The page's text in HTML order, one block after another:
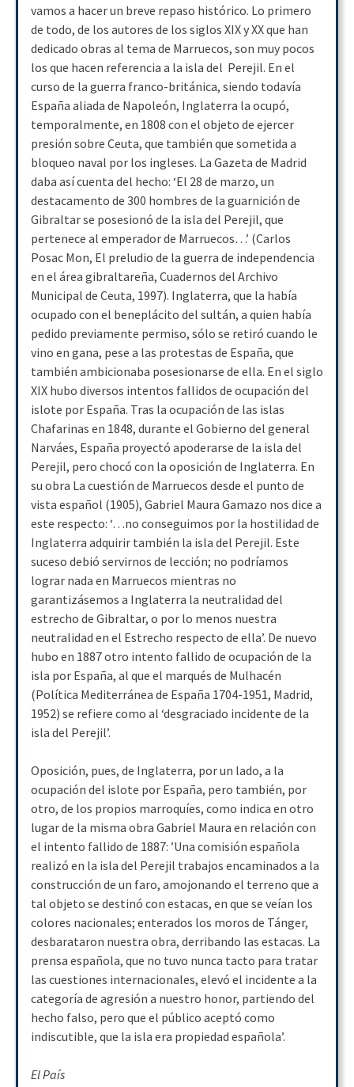
vamos a hacer un breve repaso histórico. Lo primero
de todo, de los autores de los siglos XIX y XX que han
dedicado obras al tema de Marruecos, son muy pocos
los que hacen referencia a la isla del Perejil. En el
curso de la guerra franco-británica, siendo todavía
España aliada de Napoleón, Inglaterra la ocupó,
temporalmente, en 1808 con el objeto de ejercer
presión sobre Ceuta, que también que sometida a
bloqueo naval por los ingleses. La Gazeta de Madrid
daba así cuenta del hecho: ‘El 28 de marzo, un
destacamento de 300 hombres de la guarnición de
Gibraltar se posesionó de la isla del Perejil, que
pertenece al emperador de Marruecos…’ (Carlos
Posac Mon, El preludio de la guerra de independencia
en el área gibraltareña, Cuadernos del Archivo
Municipal de Ceuta, 1997). Inglaterra, que la había
ocupado con el beneplácito del sultán, a quien había
pedido previamente permiso, sólo se retiró cuando le
vino en gana, pese a las protestas de España, que
también ambicionaba posesionarse de ella. En el siglo
XIX hubo diversos intentos fallidos de ocupación del
islote por España. Tras la ocupación de las islas
Chafarinas en 1848, durante el Gobierno del general
Narváes, España proyectó apoderarse de la isla del
Perejil, pero chocó con la oposición de Inglaterra. En
su obra La cuestión de Marruecos desde el punto de
vista español (1905), Gabriel Maura Gamazo nos dice a
este respecto: ‘…no conseguimos por la hostilidad de
Inglaterra adquirir también la isla del Perejil. Este
suceso debió servirnos de lección; no podríamos
lograr nada en Marruecos mientras no
garantizásemos a Inglaterra la neutralidad del
estrecho de Gibraltar, o por lo menos nuestra
neutralidad en el Estrecho respecto de ella’. De nuevo
hubo en 1887 otro intento fallido de ocupación de la
isla por España, al que el marqués de Mulhacén
(Política Mediterránea de España 1704-1951, Madrid,
1952) se refiere como al ‘desgraciado incidente de la
isla del Perejil’.
Oposición, pues, de Inglaterra, por un lado, a la
ocupación del islote por España, pero también, por
otro, de los propios marroquíes, como indica en otro
lugar de la misma obra Gabriel Maura en relación con
el intento fallido de 1887: ’Una comisión española
realizó en la isla del Perejil trabajos encaminados a la
construcción de un faro, amojonando el terreno que a
tal objeto se destinó con estacas, en que se veían los
colores nacionales; enterados los moros de Tánger,
desbarataron nuestra obra, derribando las estacas. La
prensa española, que no tuvo nunca tacto para tratar
las cuestiones internacionales, elevó el incidente a la
categoría de agresión a nuestro honor, partiendo del
hecho falso, pero que el público aceptó como
indiscutible, que la isla era propiedad española’.
El País